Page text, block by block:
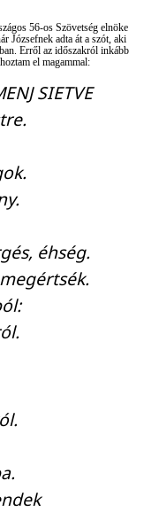
56-os Szövetség elnöke
Józsefnek adta át a szót, aki
Erről az időszakról inkább
el magammal:
SIETVE
éhség.